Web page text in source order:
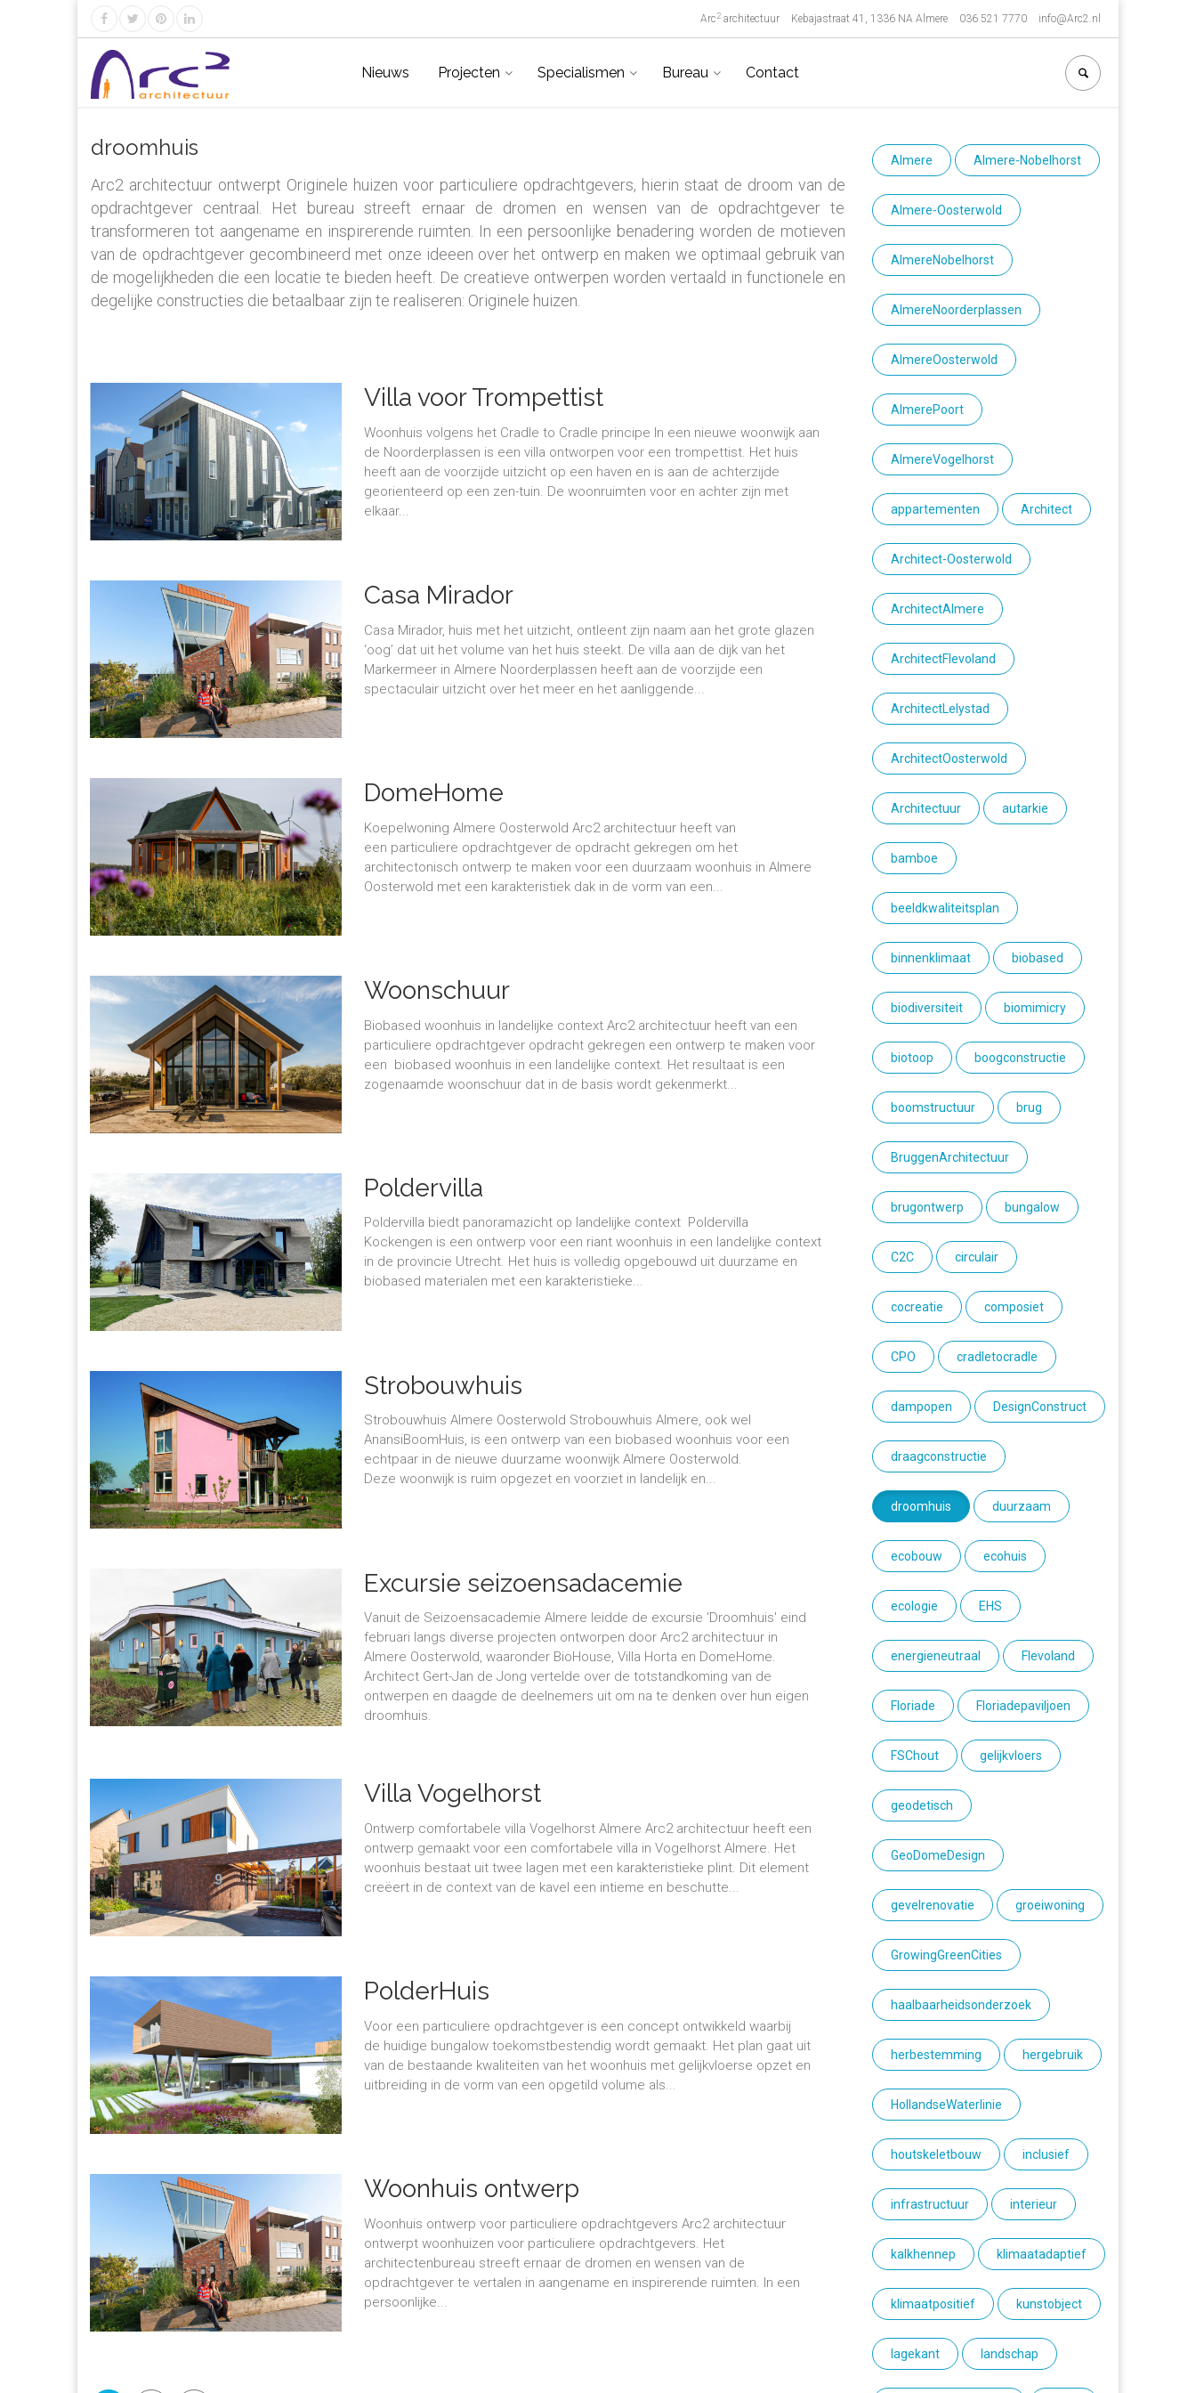
Arc 2 architectuur Kebajastraat 41, 1336 NA Almere 036 521 7770 info@Arc2.nl
Nieuws Projecten Specialismen Bureau Contact
droomhuis
Arc2 architectuur ontwerpt Originele huizen voor particuliere opdrachtgevers, hierin staat de droom van de
opdrachtgever centraal. Het bureau streeft ernaar de dromen en wensen van de opdrachtgever te
transformeren tot aangename en inspirerende ruimten. In een persoonlijke benadering worden de motieven
van de opdrachtgever gecombineerd met onze ideeen over het ontwerp en maken we optimaal gebruik van
de mogelijkheden die een locatie te bieden heeft. De creatieve ontwerpen worden vertaald in functionele en
degelijke constructies die betaalbaar zijn te realiseren: Originele huizen.
Villa voor Trompettist
Woonhuis volgens het Cradle to Cradle principe In een nieuwe woonwijk aan
de Noorderplassen is een villa ontworpen voor een trompettist. Het huis
heeft aan de voorzijde uitzicht op een haven en is aan de achterzijde
georienteerd op een zen-tuin. De woonruimten voor en achter zijn met
elkaar...
Casa Mirador
Casa Mirador, huis met het uitzicht, ontleent zijn naam aan het grote glazen
‘oog’ dat uit het volume van het huis steekt. De villa aan de dijk van het
Markermeer in Almere Noorderplassen heeft aan de voorzijde een
spectaculair uitzicht over het meer en het aanliggende...
DomeHome
Koepelwoning Almere Oosterwold Arc2 architectuur heeft van
een particuliere opdrachtgever de opdracht gekregen om het
architectonisch ontwerp te maken voor een duurzaam woonhuis in Almere
Oosterwold met een karakteristiek dak in de vorm van een...
Woonschuur
Biobased woonhuis in landelijke context Arc2 architectuur heeft van een
particuliere opdrachtgever opdracht gekregen een ontwerp te maken voor
een biobased woonhuis in een landelijke context. Het resultaat is een
zogenaamde woonschuur dat in de basis wordt gekenmerkt...
Poldervilla
Poldervilla biedt panoramazicht op landelijke context Poldervilla
Kockengen is een ontwerp voor een riant woonhuis in een landelijke context
in de provincie Utrecht. Het huis is volledig opgebouwd uit duurzame en
biobased materialen met een karakteristieke...
Strobouwhuis
Strobouwhuis Almere Oosterwold Strobouwhuis Almere, ook wel
AnansiBoomHuis, is een ontwerp van een biobased woonhuis voor een
echtpaar in de nieuwe duurzame woonwijk Almere Oosterwold.
Deze woonwijk is ruim opgezet en voorziet in landelijk en...
Excursie seizoensadacemie
Vanuit de Seizoensacademie Almere leidde de excursie 'Droomhuis' eind
februari langs diverse projecten ontworpen door Arc2 architectuur in
Almere Oosterwold, waaronder BioHouse, Villa Horta en DomeHome.
Architect Gert-Jan de Jong vertelde over de totstandkoming van de
ontwerpen en daagde de deelnemers uit om na te denken over hun eigen
droomhuis.
Villa Vogelhorst
Ontwerp comfortabele villa Vogelhorst Almere Arc2 architectuur heeft een
ontwerp gemaakt voor een comfortabele villa in Vogelhorst Almere. Het
woonhuis bestaat uit twee lagen met een karakteristieke plint. Dit element
creëert in de context van de kavel een intieme en beschutte...
PolderHuis
Voor een particuliere opdrachtgever is een concept ontwikkeld waarbij
de huidige bungalow toekomstbestendig wordt gemaakt. Het plan gaat uit
van de bestaande kwaliteiten van het woonhuis met gelijkvloerse opzet en
uitbreiding in de vorm van een opgetild volume als...
Woonhuis ontwerp
Woonhuis ontwerp voor particuliere opdrachtgevers Arc2 architectuur
ontwerpt woonhuizen voor particuliere opdrachtgevers. Het
architectenbureau streeft ernaar de dromen en wensen van de
opdrachtgever te vertalen in aangename en inspirerende ruimten. In een
persoonlijke...
Almere Almere-Nobelhorst
Almere-Oosterwold
AlmereNobelhorst
AlmereNoorderplassen
AlmereOosterwold
AlmerePoort
AlmereVogelhorst
appartementen Architect
Architect-Oosterwold
ArchitectAlmere
ArchitectFlevoland
ArchitectLelystad
ArchitectOosterwold
Architectuur autarkie
bamboe
beeldkwaliteitsplan
binnenklimaat biobased
biodiversiteit biomimicry
biotoop boogconstructie
boomstructuur brug
BruggenArchitectuur
brugontwerp bungalow
C2C circulair
cocreatie composiet
CPO cradletocradle
dampopen DesignConstruct
draagconstructie
droomhuis duurzaam
ecobouw ecohuis
ecologie EHS
energieneutraal Flevoland
Floriade Floriadepaviljoen
FSChout gelijkvloers
geodetisch
GeoDomeDesign
gevelrenovatie groeiwoning
GrowingGreenCities
haalbaarheidsonderzoek
herbestemming hergebruik
HollandseWaterlinie
houtskeletbouw inclusief
infrastructuur interieur
kalkhennep klimaatadaptief
klimaatpositief kunstobject
lagekant landschap